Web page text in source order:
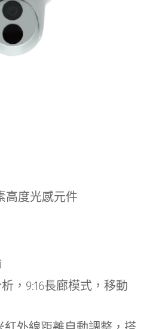
高度光感元件
，9:16長廊模式，移動